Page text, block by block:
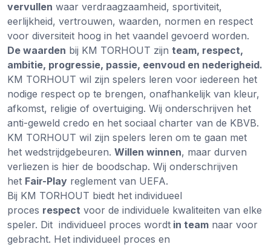
vervullen waar verdraagzaamheid, sportiviteit,
eerlijkheid, vertrouwen, waarden, normen en respect
voor diversiteit hoog in het vaandel gevoerd worden.
De waarden bij KM TORHOUT zijn team, respect,
ambitie, progressie, passie, eenvoud en nederigheid.
KM TORHOUT wil zijn spelers leren voor iedereen het
nodige respect op te brengen, onafhankelijk van kleur,
afkomst, religie of overtuiging. Wij onderschrijven het
anti-geweld credo en het sociaal charter van de KBVB.
KM TORHOUT wil zijn spelers leren om te gaan met
het wedstrijdgebeuren. Willen winnen, maar durven
verliezen is hier de boodschap. Wij onderschrijven
het Fair-Play reglement van UEFA.
Bij KM TORHOUT biedt het individueel
proces respect voor de individuele kwaliteiten van elke
speler. Dit individueel proces wordt in team naar voor
gebracht. Het individueel proces en